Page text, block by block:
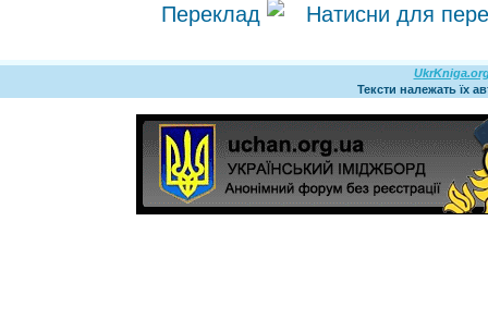
Переклад
Тексти належать їх